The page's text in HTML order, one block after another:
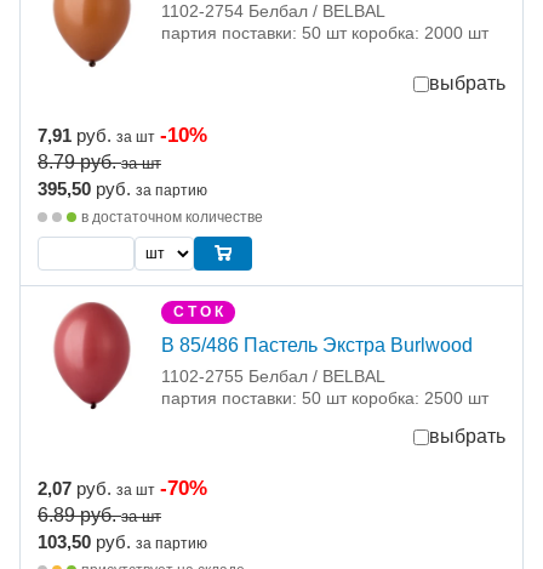
1102-2754 Белбал / BELBAL
партия поставки: 50 шт коробка: 2000 шт
выбрать
7,91 руб. за шт -10%
8.79руб. за шт
395,50 руб. за партию
в достаточном количестве
С Т О К
В 85/486 Пастель Экстра Burlwood
1102-2755 Белбал / BELBAL
партия поставки: 50 шт коробка: 2500 шт
выбрать
2,07 руб. за шт -70%
6.89руб. за шт
103,50 руб. за партию